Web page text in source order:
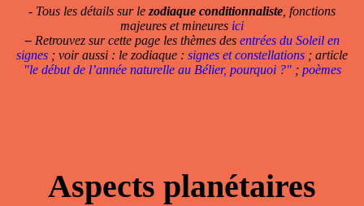
- Tous les détails sur lezodiaque conditionnaliste, fonctions
majeures et mineures ici
–Retrouvez sur cette page les thèmes des entrées du Soleil en
signes ; voir aussi : le zodiaque : signes et constellations ; article
"le début de l’année naturelle au Bélier, pourquoi ?"; poèmes
Aspects planétaires